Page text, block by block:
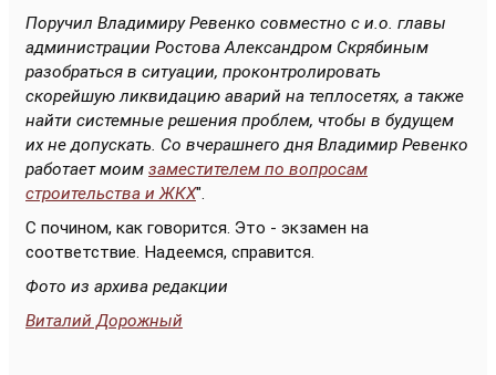
Поручил Владимиру Ревенко совместно с и.о. главы
администрации Ростова Александром Скрябиным
разобраться в ситуации, проконтролировать
скорейшую ликвидацию аварий на теплосетях, а также
найти системные решения проблем, чтобы в будущем
их не допускать. Со вчерашнего дня Владимир Ревенко
работает моим заместителем по вопросам
строительства и ЖКХ".
С почином, как говорится. Это - экзамен на
соответствие. Надеемся, справится.
Фото из архива редакции
Виталий Дорожный